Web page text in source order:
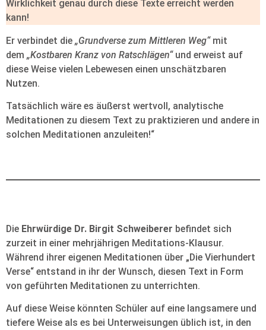
Wirklichkeit genau durch diese Texte erreicht werden
kann!
Er verbindet die „Grundverse zum Mittleren Weg“mit
dem „Kostbaren Kranz von Ratschlägen“und erweist auf
diese Weise vielen Lebewesen einen unschätzbaren
Nutzen.
Tatsächlich wäre es äußerst wertvoll, analytische
Meditationen zu diesem Text zu praktizieren und andere in
solchen Meditationen anzuleiten!“
Die Ehrwürdige Dr. Birgit Schweiberer befindet sich
zurzeit in einer mehrjährigen Meditations-Klausur.
Während ihrer eigenen Meditationen über „Die Vierhundert
Verse“ entstand in ihr der Wunsch, diesen Text in Form
von geführten Meditationen zu unterrichten.
Auf diese Weise könnten Schüler auf eine langsamere und
tiefere Weise als es bei Unterweisungen üblich ist, in den